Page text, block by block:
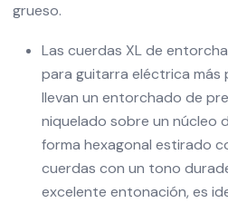
grueso.
Las cuerdas XL de
para guitarra eléctrica más
llevan un entorchado de
niquelado sobre un núcleo
forma hexagonal estirado
cuerdas con un tono
excelente entonación, es